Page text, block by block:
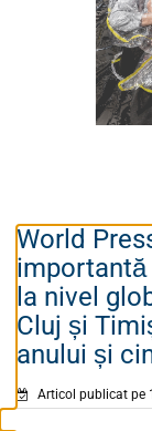
World
la nivel
Cluj și
anului și
Articol publicat pe